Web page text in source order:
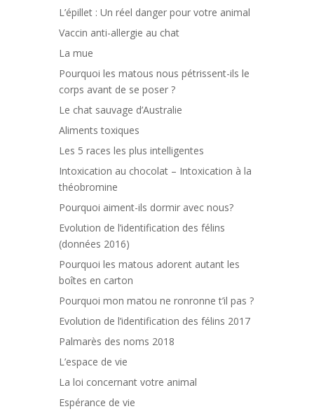
L’épillet : Un réel danger pour votre animal
Vaccin anti-allergie au chat
La mue
Pourquoi les matous nous pétrissent-ils le
corps avant de se poser ?
Le chat sauvage d’Australie
Aliments toxiques
Les 5 races les plus intelligentes
Intoxication au chocolat – Intoxication à la
théobromine
Pourquoi aiment-ils dormir avec nous?
Evolution de l’identification des félins
(données 2016)
Pourquoi les matous adorent autant les
boîtes en carton
Pourquoi mon matou ne ronronne t’il pas ?
Evolution de l’identification des félins 2017
Palmarès des noms 2018
L’espace de vie
La loi concernant votre animal
Espérance de vie